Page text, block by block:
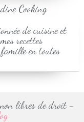
de cuisine et
recettes
en toutes
libres de droit -